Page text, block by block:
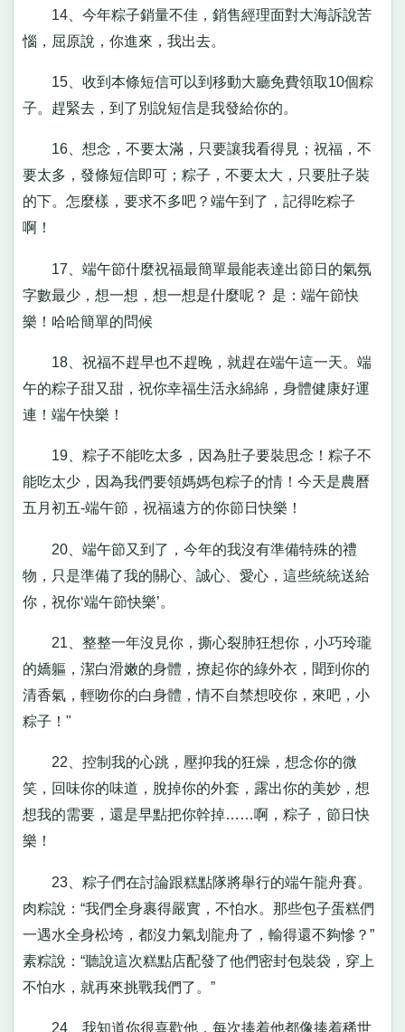
14、今年粽子銷量不佳，銷售經理面對大海訴說苦
惱，屈原說，你進來，我出去。
15、收到本條短信可以到移動大廳免費領取10個粽
子。趕緊去，到了別說短信是我發給你的。
16、想念，不要太滿，只要讓我看得見；祝福，不
要太多，發條短信即可；粽子，不要太大，只要肚子裝
的下。怎麼樣，要求不多吧？端午到了，記得吃粽子
啊！
17、端午節什麼祝福最簡單最能表達出節日的氣氛
字數最少，想一想，想一想是什麼呢？ 是：端午節快
樂！哈哈簡單的問候
18、祝福不趕早也不趕晚，就趕在端午這一天。端
午的粽子甜又甜，祝你幸福生活永綿綿，身體健康好運
連！端午快樂！
19、粽子不能吃太多，因為肚子要裝思念！粽子不
能吃太少，因為我們要領媽媽包粽子的情！今天是農曆
五月初五-端午節，祝福遠方的你節日快樂！
20、端午節又到了，今年的我沒有準備特殊的禮
物，只是準備了我的關心、誠心、愛心，這些統統送給
你，祝你‘端午節快樂’。
21、整整一年沒見你，撕心裂肺狂想你，小巧玲瓏
的嬌軀，潔白滑嫩的身體，撩起你的綠外衣，聞到你的
清香氣，輕吻你的白身體，情不自禁想咬你，來吧，小
粽子！"
22、控制我的心跳，壓抑我的狂燥，想念你的微
笑，回味你的味道，脫掉你的外套，露出你的美妙，想
想我的需要，還是早點把你幹掉……啊，粽子，節日快
樂！
23、粽子們在討論跟糕點隊將舉行的端午龍舟賽。
肉粽說：“我們全身裹得嚴實，不怕水。那些包子蛋糕們
一遇水全身松垮，都沒力氣划龍舟了，輸得還不夠慘？”
素粽說：“聽說這次糕點店配發了他們密封包裝袋，穿上
不怕水，就再來挑戰我們了。”
24、我知道你很喜歡他，每次捧着他都像捧着稀世